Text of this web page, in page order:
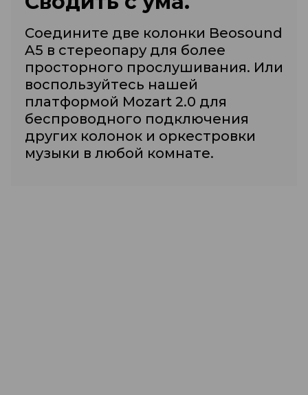
Соедините две колонки Beosound
A5 в стереопару для более
просторного прослушивания. Или
воспользуйтесь нашей
платформой Mozart 2.0 для
беспроводного подключения
других колонок и оркестровки
музыки в любой комнате.